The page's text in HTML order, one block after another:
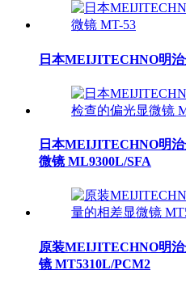
日本MEIJITECHNO明
日本MEIJITECHNO明
微镜 ML9300L/SFA
原装MEIJITECHNO明
镜 MT5310L/PCM2